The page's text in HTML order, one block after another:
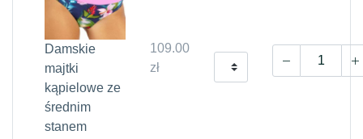
Damskie
majtki
kąpielowe ze
średnim
stanem
109.00
zł